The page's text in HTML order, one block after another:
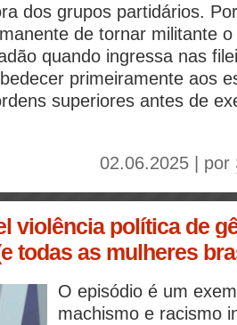
dos grupos partidários.
de tornar militante
quando ingressa nas
primeiramente aos
superiores antes de
02.06.2025 | por
violência política de
todas as mulheres
O episódio é um
machismo e racismo